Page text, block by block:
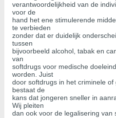
verantwoordelijkheid van de
voor de
hand het ene stimulerende
te verbieden
zonder dat er duidelijk
tussen
bijvoorbeeld alcohol, tabak en
van
softdrugs voor medische
worden. Juist
door softdrugs in het criminele
bestaat de
kans dat jongeren sneller in
Wij pleiten
dan ook voor de legalisering van